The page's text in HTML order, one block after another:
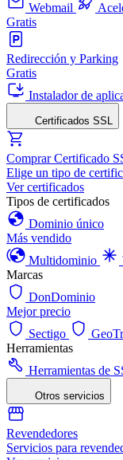
Webmail
Gratis
Redirección y Parking
Gratis
Instalador de
Certificados SSL
Comprar Certificado
Elige un tipo de
Ver certificados
Tipos de certificados
Dominio único
Más vendido
Multidominio
Marcas
DonDominio
Mejor precio
Sectigo
Herramientas
Herramientas de
Otros servicios
Revendedores
Servicios para